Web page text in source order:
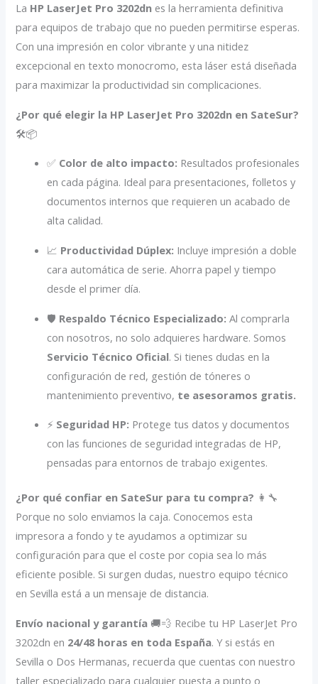
La HP LaserJet Pro 3202dn es la herramienta definitiva
para equipos de trabajo que no pueden permitirse esperas.
Con una impresión en color vibrante y una nitidez
excepcional en texto monocromo, esta láser está diseñada
para maximizar la productividad sin complicaciones.
¿Por qué elegir la HP LaserJet Pro 3202dn en SateSur?
🛠️📦
✅ Color de alto impacto: Resultados profesionales
en cada página. Ideal para presentaciones, folletos y
documentos internos que requieren un acabado de
alta calidad.
📈 Productividad Dúplex: Incluye impresión a doble
cara automática de serie. Ahorra papel y tiempo
desde el primer día.
🛡️ Respaldo Técnico Especializado: Al comprarla
con nosotros, no solo adquieres hardware. Somos
Servicio Técnico Oficial. Si tienes dudas en la
configuración de red, gestión de tóneres o
mantenimiento preventivo, te asesoramos gratis.
⚡ Seguridad HP: Protege tus datos y documentos
con las funciones de seguridad integradas de HP,
pensadas para entornos de trabajo exigentes.
¿Por qué confiar en SateSur para tu compra? 👩‍🔧
Porque no solo enviamos la caja. Conocemos esta
impresora a fondo y te ayudamos a optimizar su
configuración para que el coste por copia sea lo más
eficiente posible. Si surgen dudas, nuestro equipo técnico
en Sevilla está a un mensaje de distancia.
Envío nacional y garantía 🚚💨 Recibe tu HP LaserJet Pro
3202dn en 24/48 horas en toda España. Y si estás en
Sevilla o Dos Hermanas, recuerda que cuentas con nuestro
taller especializado para cualquier puesta a punto o